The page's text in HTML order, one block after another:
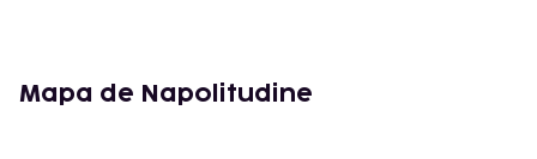
Mapa de Napolitudine